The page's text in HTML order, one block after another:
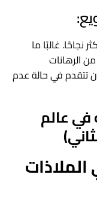
نجاحًا. غالبًا ما
الرهانات
تتقدم في حالة عدم
في عالم